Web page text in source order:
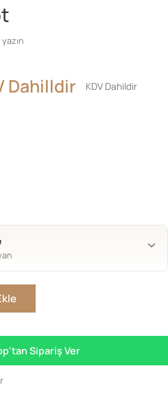
Dahilldir KDV Dahildir
Sipariş Ver